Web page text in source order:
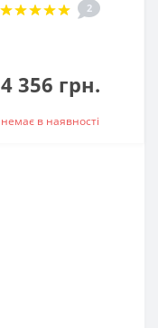
2
4 356 грн.
немає в наявностi